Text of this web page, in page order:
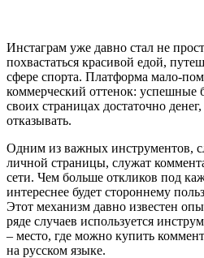
Инстаграм уже давно стал не
похвастаться красивой едой,
сфере спорта. Платформа мало-
коммерческий оттенок: успешные
своих страницах достаточно
отказывать.
Одним из важных инструментов,
личной страницы, служат
сети. Чем больше откликов под
интереснее будет стороннему
Этот механизм давно известен
ряде случаев используется
– место, где можно купить
на русском языке.